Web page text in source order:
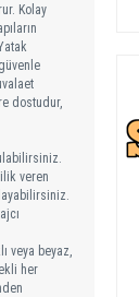
Kolay
dostudur,
veren
veya beyaz,
her